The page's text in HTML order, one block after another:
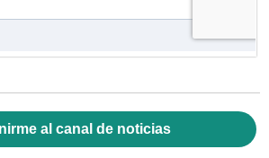
al canal de noticias